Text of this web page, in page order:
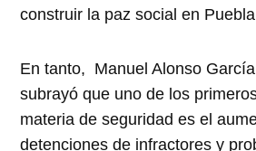
construir la paz social en
En tanto, Manuel Alonso
subrayó que uno de los
materia de seguridad es el
detenciones de infractores y